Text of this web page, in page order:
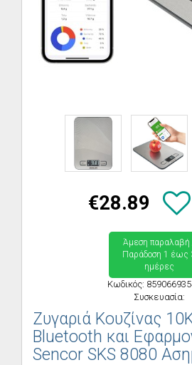
€28.89
Άμεση παραλαβή
Παράδoση 1 έως
ημέρες
Κωδικός:
Συσκευασία:
Ζυγαριά Κουζίνας
Bluetooth και
Sencor SKS 8080